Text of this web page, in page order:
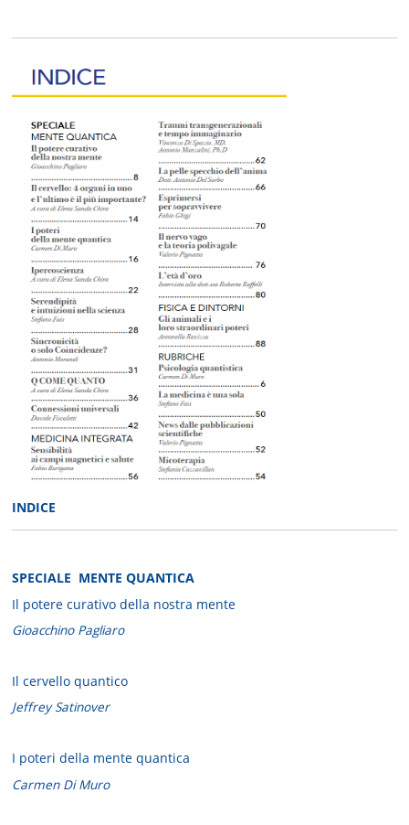
INDICE
SPECIALE MENTE QUANTICA
Il potere curativo della nostra mente
Gioacchino Pagliaro
Il cervello quantico
Jeffrey Satinover
I poteri della mente quantica
Carmen Di Muro